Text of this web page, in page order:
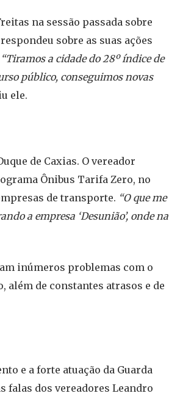
na sessão passada sobre
sobre as suas ações
“Tiramos a cidade do 28º índice de
público, conseguimos novas
ele.
de Caxias. O vereador
Ônibus Tarifa Zero, no
de transporte. “O que me
a empresa ‘Desunião’, onde na
inúmeros problemas com o
de constantes atrasos e de
e a forte atuação da Guarda
falas dos vereadores Leandro